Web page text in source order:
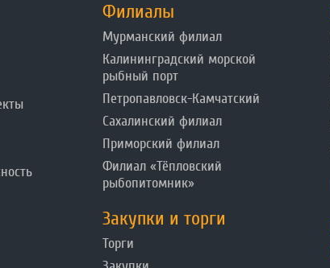
Филиалы
Мурманский филиал
Калининградский морской
рыбный порт
Петропавловск-Камчатский
Сахалинский филиал
Приморский филиал
Филиал «Тёпловский
рыбопитомник»
Закупки и торги
Торги